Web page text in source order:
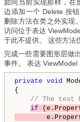
如同当前实现那样，在
边添加一个 Delete 按
删除方法在类之外实现
访问位于表达
于此不提供。 这些方法
完成一些需要图形层做
事件。 表达 ViewModel
private void
{
// The test
if